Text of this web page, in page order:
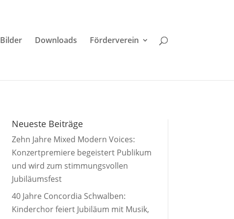
Bilder Downloads Förderverein
Neueste Beiträge
Zehn Jahre Mixed Modern Voices:
Konzertpremiere begeistert Publikum
und wird zum stimmungsvollen
Jubiläumsfest
40 Jahre Concordia Schwalben:
Kinderchor feiert Jubiläum mit Musik,